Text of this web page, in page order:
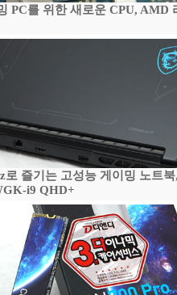
PC를 위한 새로운 CPU, AMD
로 즐기는 고성능 게이밍 노트
i9 QHD+